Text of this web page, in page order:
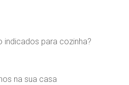
indicados para cozinha?
na sua casa